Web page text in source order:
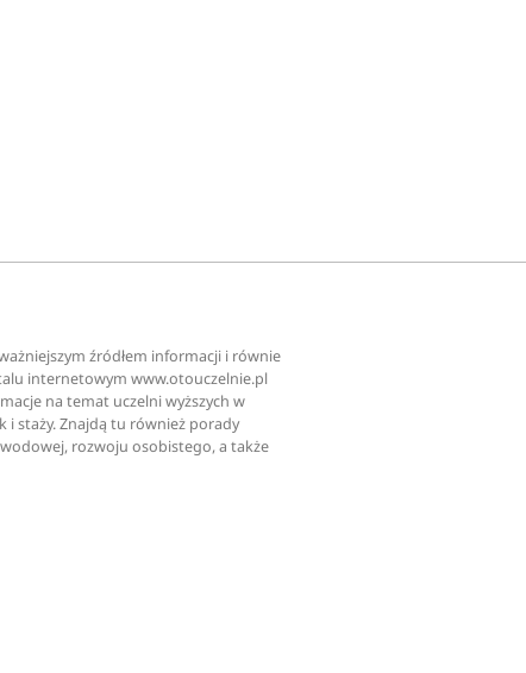
źródłem informacji i równie
internetowym www.otouczelnie.pl
na temat uczelni wyższych w
i staży. Znajdą tu również porady
rozwoju osobistego, a także